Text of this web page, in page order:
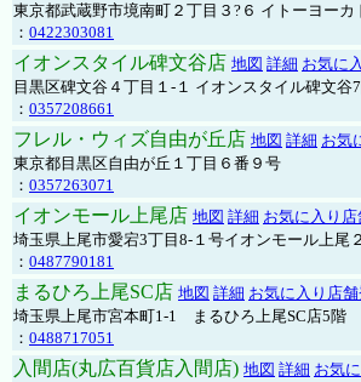
東京都武蔵野市境南町２丁目３?６ イトーヨーカ
： 0422303081
イオンスタイル碑文谷店 地図 詳細 お気に
目黒区碑文谷４丁目１-１ イオンスタイル碑文谷
： 0357208661
フレル・ウィズ自由が丘店 地図 詳細 お気
東京都目黒区自由が丘１丁目６番９号
： 0357263071
イオンモール上尾店 地図 詳細 お気に入り
埼玉県上尾市愛宕3丁目8-１号イオンモール上尾
： 0487790181
まるひろ上尾SC店 地図 詳細 お気に入り店
埼玉県上尾市宮本町1-1 まるひろ上尾SC店5階
： 0488717051
入間店(丸広百貨店入間店) 地図 詳細 お気